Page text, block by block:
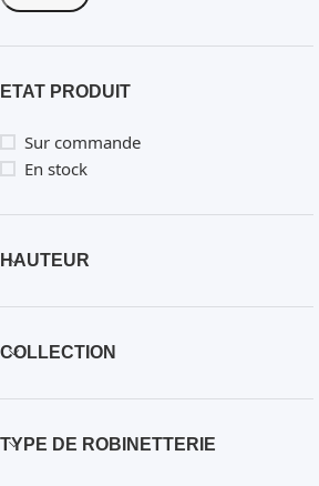
ETAT PRODUIT
Sur commande
En stock
HAUTEUR
COLLECTION
TYPE DE ROBINETTERIE